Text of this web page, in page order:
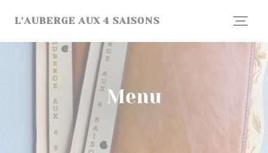
L'AUBERGE AUX 4 SAISONS
Menu